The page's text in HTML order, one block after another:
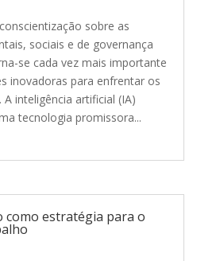
sobre as
sociais e de governança
se cada vez mais importante
inovadoras para enfrentar os
inteligência artificial (IA)
tecnologia promissora...
como estratégia para o